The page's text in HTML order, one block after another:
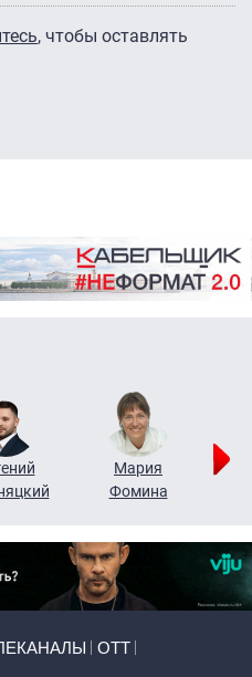
, чтобы оставлять
Мария
Фомина
ОТТ